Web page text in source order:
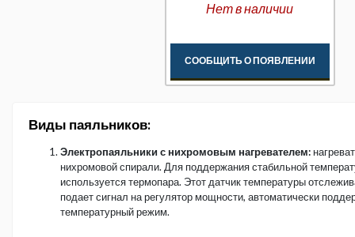
Нет в наличии
СООБЩИТЬ О ПОЯВЛЕНИИ
Виды паяльников:
Электропаяльники с нихромовым нагревателем:
нихромовой спирали. Для поддержания стабильной
используется термопара. Этот датчик температуры
подает сигнал на регулятор мощности, автоматически
температурный режим.